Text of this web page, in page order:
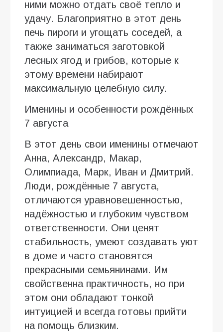
ними можно отдать своё тепло и
удачу. Благоприятно в этот день
печь пироги и угощать соседей, а
также заниматься заготовкой
лесных ягод и грибов, которые к
этому времени набирают
максимальную целебную силу.
Именины и особенности рождённых
7 августа
В этот день свои именины отмечают
Анна, Александр, Макар,
Олимпиада, Марк, Иван и Дмитрий.
Люди, рождённые 7 августа,
отличаются уравновешенностью,
надёжностью и глубоким чувством
ответственности. Они ценят
стабильность, умеют создавать уют
в доме и часто становятся
прекрасными семьянинами. Им
свойственна практичность, но при
этом они обладают тонкой
интуицией и всегда готовы прийти
на помощь близким.